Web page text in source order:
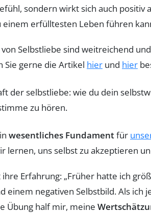
sondern wirkt sich auch positiv
einem erfülltesten Leben führen
Selbstliebe sind weitreichend
Sie gerne die Artikel hier und hier
wesentliches Fundamentfür
lernen, uns selbst zu akzeptieren
ihre Erfahrung: „Früher hatte ich
einem negativen Selbstbild. Als ich
Übung half mir, meine